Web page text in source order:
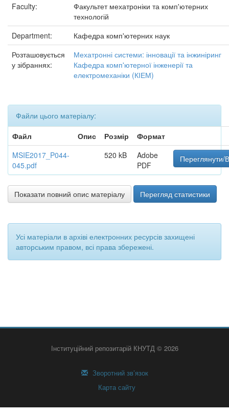
Faculty:
Факультет мехатроніки та комп'ютерних
технологій
Department:
Кафедра комп'ютерних наук
Розташовується
у зібраннях:
Мехатронні системи: інновації та інжиніринг
Кафедра комп'ютерної інженерії та
електромеханіки (КІЕМ)
Файли цього матеріалу:
Файл
Опис Розмір
Формат
MSIE2017_P044-
045.pdf
520 kB
Adobe
PDF
Переглянути/
Показати повний опис матеріалу Перегляд статистики
Усі матеріали в архіві електронних ресурсів захищені
авторським правом, всі права збережені.
Інституційний репозитарій КНУТД © 2026
Зворотний зв’язок
Карта сайту